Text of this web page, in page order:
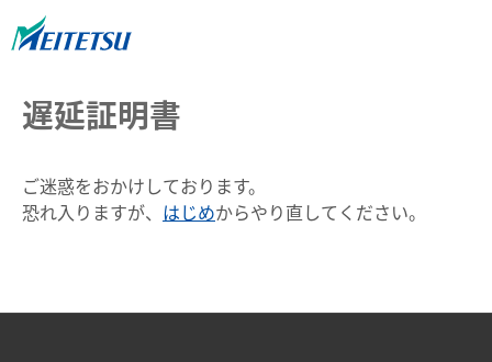
遅延証明書
ご迷惑をおかけしております。
恐れ入りますが、 はじめからやり直してください。